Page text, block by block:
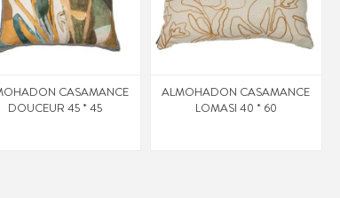
CASAMANCE
DOUCEUR 45 * 45
ALMOHADON CASAMANCE
LOMASI 40 * 60